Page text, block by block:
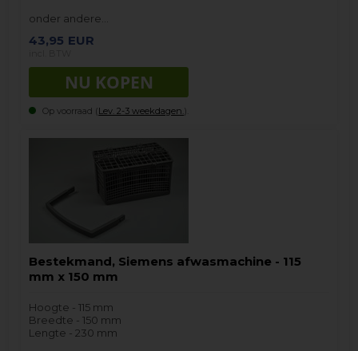
onder andere…
43,95 EUR
Op voorraad (Lev. 2-3 weekdagen. ).
Bestekmand, Siemens afwasmachine - 115
mm x 150 mm
Hoogte - 115 mm
Breedte - 150 mm
Lengte - 230 mm